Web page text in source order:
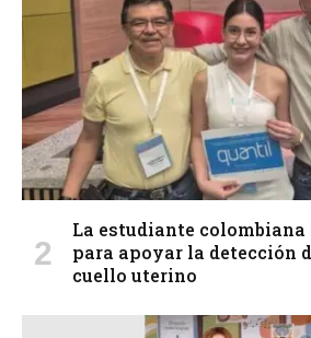
La estudiante colombiana
para apoyar la detección
cuello uterino